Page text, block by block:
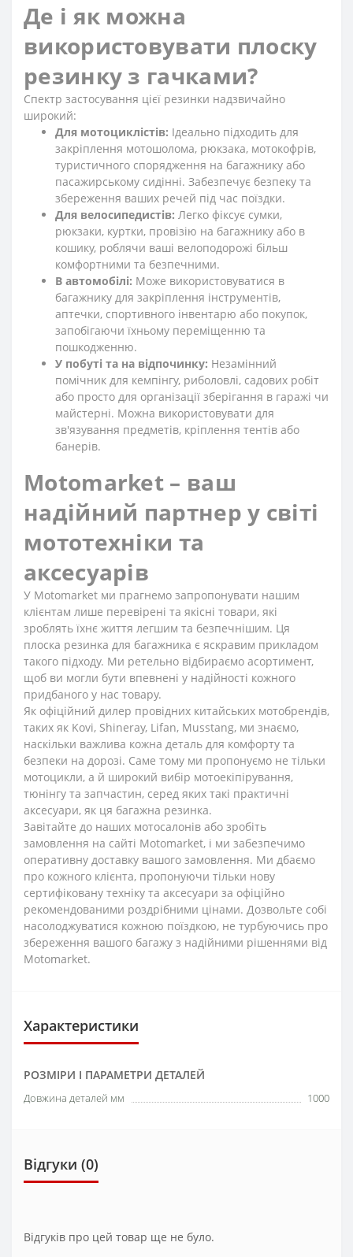
Де і як можна
використовувати плоску
резинку з гачками?
Спектр застосування цієї резинки надзвичайно
широкий:
Для мотоциклістів: Ідеально підходить для
закріплення мотошолома, рюкзака, мотокофрів,
туристичного спорядження на багажнику або
пасажирському сидінні. Забезпечує безпеку та
збереження ваших речей під час поїздки.
Для велосипедистів: Легко фіксує сумки,
рюкзаки, куртки, провізію на багажнику або в
кошику, роблячи ваші велоподорожі більш
комфортними та безпечними.
В автомобілі: Може використовуватися в
багажнику для закріплення інструментів,
аптечки, спортивного інвентарю або покупок,
запобігаючи їхньому переміщенню та
пошкодженню.
У побуті та на відпочинку: Незамінний
помічник для кемпінгу, риболовлі, садових робіт
або просто для організації зберігання в гаражі чи
майстерні. Можна використовувати для
зв'язування предметів, кріплення тентів або
банерів.
Motomarket – ваш
надійний партнер у світі
мототехніки та
аксесуарів
У Motomarket ми прагнемо запропонувати нашим
клієнтам лише перевірені та якісні товари, які
зроблять їхнє життя легшим та безпечнішим. Ця
плоска резинка для багажника є яскравим прикладом
такого підходу. Ми ретельно відбираємо асортимент,
щоб ви могли бути впевнені у надійності кожного
придбаного у нас товару.
Як офіційний дилер провідних китайських мотобрендів,
таких як Kovi, Shineray, Lifan, Musstang, ми знаємо,
наскільки важлива кожна деталь для комфорту та
безпеки на дорозі. Саме тому ми пропонуємо не тільки
мотоцикли, а й широкий вибір мотоекіпірування,
тюнінгу та запчастин, серед яких такі практичні
аксесуари, як ця багажна резинка.
Завітайте до наших мотосалонів або зробіть
замовлення на сайті Motomarket, і ми забезпечимо
оперативну доставку вашого замовлення. Ми дбаємо
про кожного клієнта, пропонуючи тільки нову
сертифіковану техніку та аксесуари за офіційно
рекомендованими роздрібними цінами. Дозвольте собі
насолоджуватися кожною поїздкою, не турбуючись про
збереження вашого багажу з надійними рішеннями від
Motomarket.
Характеристики
РОЗМІРИ І ПАРАМЕТРИ ДЕТАЛЕЙ
Довжина деталей мм 1000
Відгуки (0)
Відгуків про цей товар ще не було.